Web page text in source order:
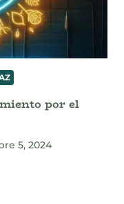
por el
5, 2024